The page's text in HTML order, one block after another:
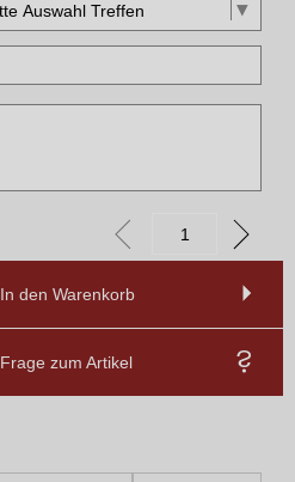
In den Warenkorb
Frage zum Artikel